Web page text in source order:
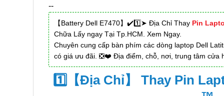
--
【Battery Dell E7470】✔️1️⃣➤ Địa Chỉ Thay Pin
Chữa Lấy ngay Tại Tp.HCM. Xem Ngay.
Chuyên cung cấp bàn phím các dòng laptop Dell
có giá ưu đãi. ❎❤️ Địa điểm, chỗ, nơi, trung tâm cửa
1️⃣【Địa Chỉ】 Thay Pin